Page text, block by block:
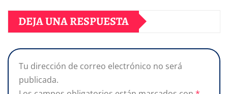
DEJA UNA RESPUESTA
Tu dirección de correo electrónico no será
publicada.